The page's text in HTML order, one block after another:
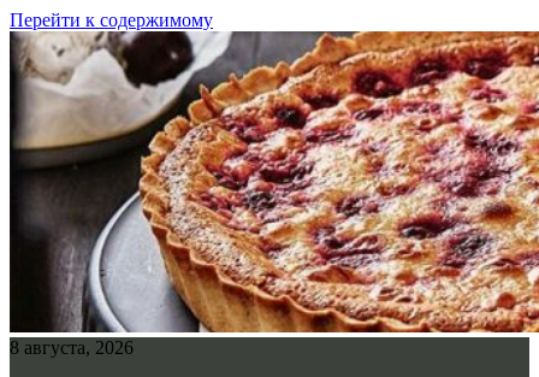
Перейти к содержимому
8 августа, 2026